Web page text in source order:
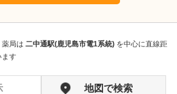
局は 二中通駅(鹿児島市電1系統) を中心に直線距
ます
地図で検索